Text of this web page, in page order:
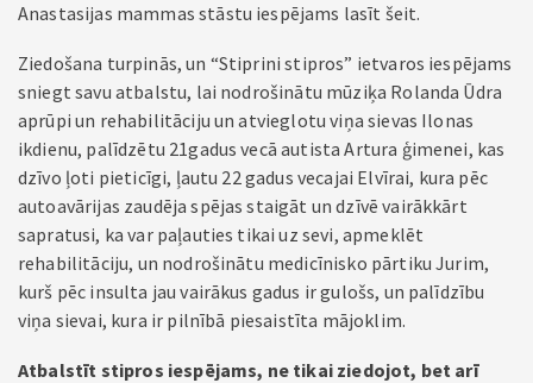
Anastasijas mammas stāstu iespējams lasīt šeit.
Ziedošana turpinās, un “Stiprini stipros” ietvaros iespējams
sniegt savu atbalstu, lai nodrošinātu mūziķa Rolanda Ūdra
aprūpi un rehabilitāciju un atvieglotu viņa sievas Ilonas
ikdienu, palīdzētu 21gadus vecā autista Artura ģimenei, kas
dzīvo ļoti pieticīgi, ļautu 22 gadus vecajai Elvīrai, kura pēc
autoavārijas zaudēja spējas staigāt un dzīvē vairākkārt
sapratusi, ka var paļauties tikai uz sevi, apmeklēt
rehabilitāciju, un nodrošinātu medicīnisko pārtiku Jurim,
kurš pēc insulta jau vairākus gadus ir gulošs, un palīdzību
viņa sievai, kura ir pilnībā piesaistīta mājoklim.
Atbalstīt stipros iespējams, ne tikai ziedojot, bet arī